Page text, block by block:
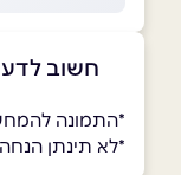
חשוב
*התמונה
*לא תינתן